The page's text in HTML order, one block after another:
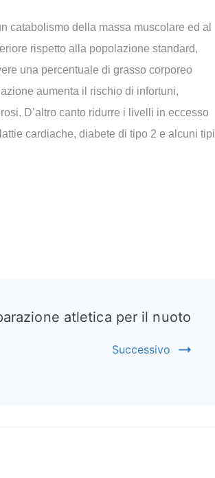
catabolismo della massa muscolare ed al
rispetto alla popolazione standard,
una percentuale di grasso corporeo
aumenta il rischio di infortuni,
D’altro canto ridurre i livelli in eccesso
cardiache, diabete di tipo 2 e alcuni tipi
atletica per il nuoto
Successivo